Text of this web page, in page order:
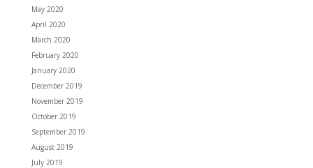
May 2020
April 2020
March 2020
February 2020
January 2020
December 2019
November 2019
October 2019
September 2019
August 2019
July 2019